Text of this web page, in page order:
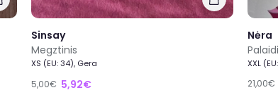
Sinsay
Megztinis
XS (EU: 34), Gera
5,00€ 5,92€
Nėra
XXL
21,00€